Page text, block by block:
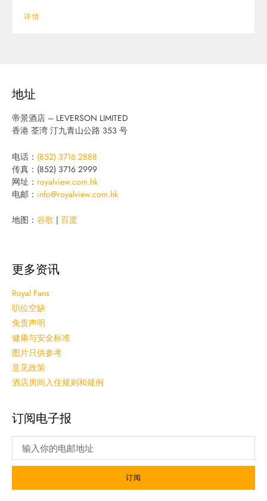
详情
地址
帝景酒店 – LEVERSON LIMITED
香港 荃湾 汀九青山公路 353 号
电话： (852) 3716 2888
传真：(852) 3716 2999
网址： royalview.com.hk
电邮： info@royalview.com.hk
地图： 谷歌 百度
更多资讯
Royal Fans
职位空缺
免责声明
健康与安全标准
图片只供参考
意见政策
酒店房间入住规则和规例
订阅电子报
订阅